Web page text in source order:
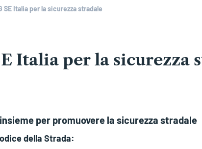
SE Italia per la sicurezza stradale
Italia per la sicurezza
insieme per promuovere la sicurezza stradale
della Strada: